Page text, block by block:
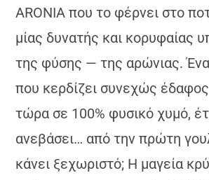
ARONIA που το φέρνει στο
μίας δυνατής και κορυφαίας
της φύσης — της αρώνιας.
που κερδίζει συνεχώς
τώρα σε 100% φυσικό χυμό,
ανεβάσει… από την πρώτη
κάνει ξεχωριστό; Η μαγεία